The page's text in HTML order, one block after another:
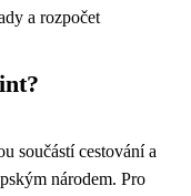
a rozpočet
součástí cestování a
národem. Pro